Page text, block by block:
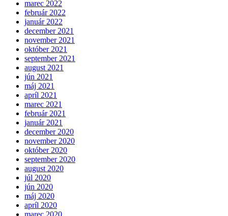
marec 2022
február 2022
január 2022
december 2021
november 2021
október 2021
september 2021
august 2021
jún 2021
máj 2021
apríl 2021
marec 2021
február 2021
január 2021
december 2020
november 2020
október 2020
september 2020
august 2020
júl 2020
jún 2020
máj 2020
apríl 2020
marec 2020